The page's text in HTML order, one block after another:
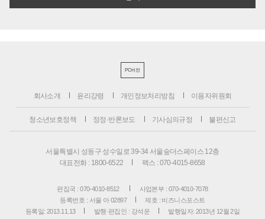
PC버전
회사소개 윤리강령 개인정보처리방침 이용자위원회
청소년보호정책 정정·반론보도 기사심의규정 불편신고
서울특별시 성동구 성수일로 39-34 서울숲더스페이스 12층
대표전화 : 1800-6522
팩스 : 070-4015-8658
편집국 : 070-4010-8512
사업본부 : 070-4010-7078
등록번호 : 서울 아 02897
제호 : 비즈니스포스트
등록일: 2013.11.13
발행·편집인 : 강석운 발행일자: 2013년 12월 2일